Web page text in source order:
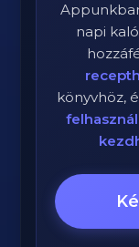
napi
könyvhöz,